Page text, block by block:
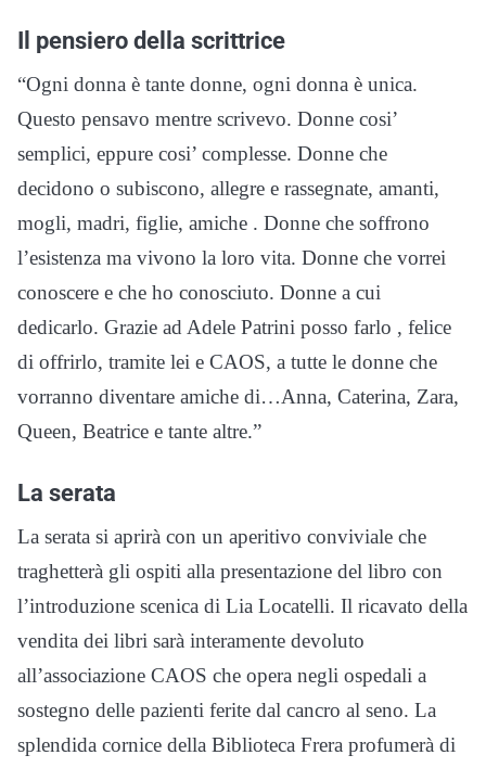
Il pensiero della scrittrice
“Ogni donna è tante donne, ogni donna è unica.
Questo pensavo mentre scrivevo. Donne cosi’
semplici, eppure cosi’ complesse. Donne che
decidono o subiscono, allegre e rassegnate, amanti,
mogli, madri, figlie, amiche . Donne che soffrono
l’esistenza ma vivono la loro vita. Donne che vorrei
conoscere e che ho conosciuto. Donne a cui
dedicarlo. Grazie ad Adele Patrini posso farlo , felice
di offrirlo, tramite lei e CAOS, a tutte le donne che
vorranno diventare amiche di…Anna, Caterina, Zara,
Queen, Beatrice e tante altre.”
La serata
La serata si aprirà con un aperitivo conviviale che
traghetterà gli ospiti alla presentazione del libro con
l’introduzione scenica di Lia Locatelli. Il ricavato della
vendita dei libri sarà interamente devoluto
all’associazione CAOS che opera negli ospedali a
sostegno delle pazienti ferite dal cancro al seno. La
splendida cornice della Biblioteca Frera profumerà di